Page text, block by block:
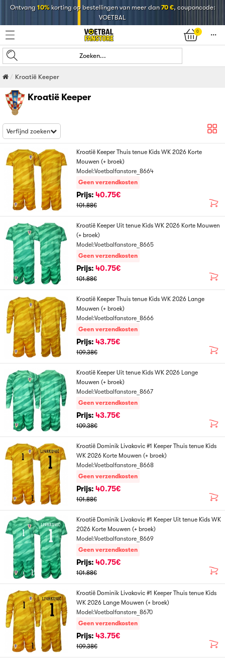
Ontvang 10%korting op bestellingen van meer dan70 €, couponcode:
VOETBAL
0
󰄒
Zoeken...
Kroatië Keeper
Kroatië Keeper
Verfijnd zoeken
Kroatië Keeper Thuis tenue Kids WK 2026 Korte
Mouwen (+ broek)
Model:Voetbalfanstore_8664
Geen verzendkosten
Prijs: 40.75€
101.88€
Kroatië Keeper Uit tenue Kids WK 2026 Korte Mouwen
(+ broek)
Model:Voetbalfanstore_8665
Geen verzendkosten
Prijs: 40.75€
101.88€
Kroatië Keeper Thuis tenue Kids WK 2026 Lange
Mouwen (+ broek)
Model:Voetbalfanstore_8666
Geen verzendkosten
Prijs: 43.75€
109.38€
Kroatië Keeper Uit tenue Kids WK 2026 Lange
Mouwen (+ broek)
Model:Voetbalfanstore_8667
Geen verzendkosten
Prijs: 43.75€
109.38€
Kroatië Dominik Livakovic #1 Keeper Thuis tenue Kids
WK 2026 Korte Mouwen (+ broek)
Model:Voetbalfanstore_8668
Geen verzendkosten
Prijs: 40.75€
101.88€
Kroatië Dominik Livakovic #1 Keeper Uit tenue Kids WK
2026 Korte Mouwen (+ broek)
Model:Voetbalfanstore_8669
Geen verzendkosten
Prijs: 40.75€
101.88€
Kroatië Dominik Livakovic #1 Keeper Thuis tenue Kids
WK 2026 Lange Mouwen (+ broek)
Model:Voetbalfanstore_8670
Geen verzendkosten
Prijs: 43.75€
109.38€